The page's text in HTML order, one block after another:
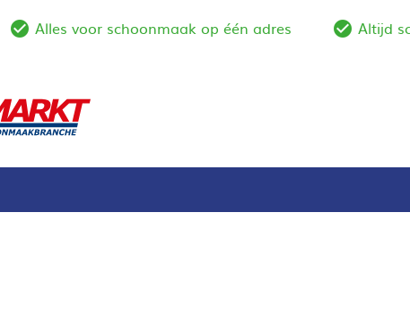
check_circle_outline
Alles voor schoonmaak op één adres Altijd